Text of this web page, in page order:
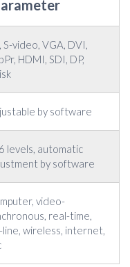
S-video, VGA, DVI,
HDMI, SDI, DP,
by software
levels, automatic
by software
video-
real-time,
wireless, internet,